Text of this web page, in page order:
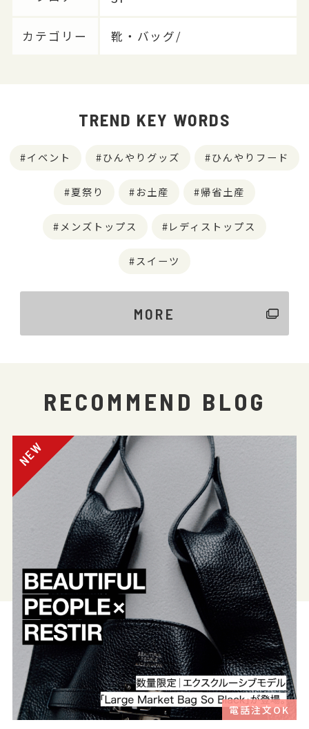
カテゴリー 靴・バッグ/
TREND KEY WORDS
イベント ひんやりグッズ ひんやりフード
夏祭り お土産 帰省土産
メンズトップス レディストップス
スイーツ
MORE
RECOMMEND BLOG
電話注文OK